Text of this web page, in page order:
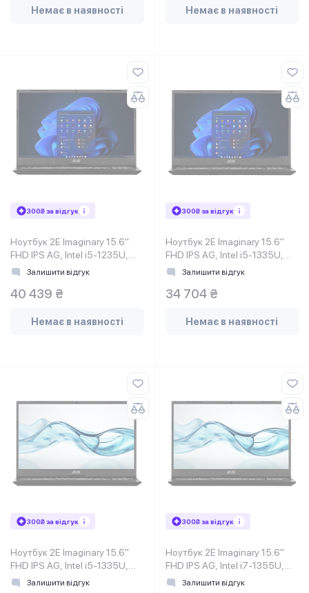
Немає в наявності Немає в наявності
300₴ за відгук
Ноутбук 2E Imaginary 15.6"
FHD IPS AG, Intel i5-1235U,
16GB, F512GB, UMA, Win11,
Залишити відгук
40 439 ₴
Немає в наявності
300₴ за відгук
Ноутбук 2E Imaginary 15.6"
FHD IPS AG, Intel i5-1335U,
8GB, F256GB, UMA, Win11PE,
Залишити відгук
34 704 ₴
Немає в наявності
300₴ за відгук
Ноутбук 2E Imaginary 15.6"
FHD IPS AG, Intel i5-1335U,
32GB, F1TB, UMA, DOS,
Залишити відгук
300₴ за відгук
Ноутбук 2E Imaginary 15.6"
FHD IPS AG, Intel i7-1355U,
16GB, F512GB, UMA, DOS,
Залишити відгук